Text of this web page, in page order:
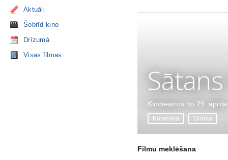
Aktuāli
Šobrīd kino
Drīzumā
Visas filmas
Kinoteātros no 29. aprīļa
Komēdija Drāma
Filmu meklēšana